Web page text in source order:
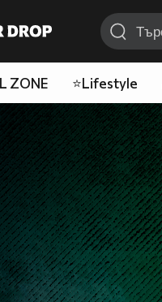
ZONE ⭐Lifestyle